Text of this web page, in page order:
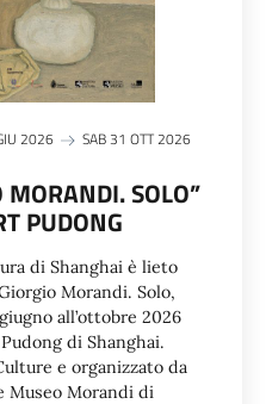
2026 SAB 31 OTT 2026
MORANDI. SOLO”
PUDONG
di Shanghai è lieto
Morandi. Solo,
all’ottobre 2026
di Shanghai.
e organizzato da
Museo Morandi di